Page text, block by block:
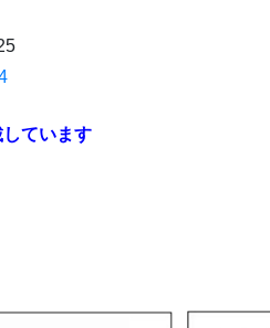
しています